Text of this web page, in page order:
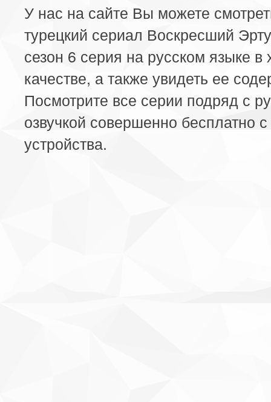
У нас на сайте Вы можете
турецкий сериал Воскресший
сезон 6 серия на русском языке
качестве, а также увидеть ее
Посмотрите все серии подряд с
озвучкой совершенно бесплатно
устройства.